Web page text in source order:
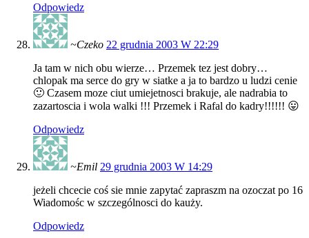
Odpowiedz
~Czeko 22 grudnia 2003 W 22:29
Ja tam w nich obu wierze… Przemek tez jest dobry…
chlopak ma serce do gry w siatke a ja to bardzo u ludzi cenie
🙂 Czasem moze ciut umiejetnosci brakuje, ale nadrabia to
zazartoscia i wola walki !!! Przemek i Rafal do kadry!!!!!! 😛
Odpowiedz
~Emil 29 grudnia 2003 W 14:29
jeżeli chcecie coś sie mnie zapytać zapraszm na ozoczat po 16
Wiadomośc w szczególnosci do kauży.
Odpowiedz